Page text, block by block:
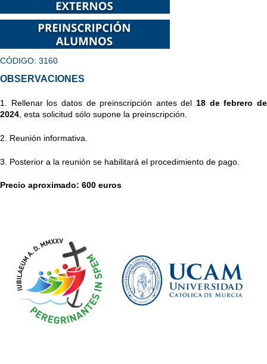
CÓDIGO: 3160
OBSERVACIONES
1. Rellenar los datos de preinscripción antes del 18 de febrero de
2024 , esta solicitud sólo supone la preinscripción.
2. Reunión informativa.
3. Posterior a la reunión se habilitará el procedimiento de pago.
Precio aproximado: 600 euros